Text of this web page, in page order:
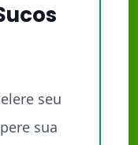
seu
sua